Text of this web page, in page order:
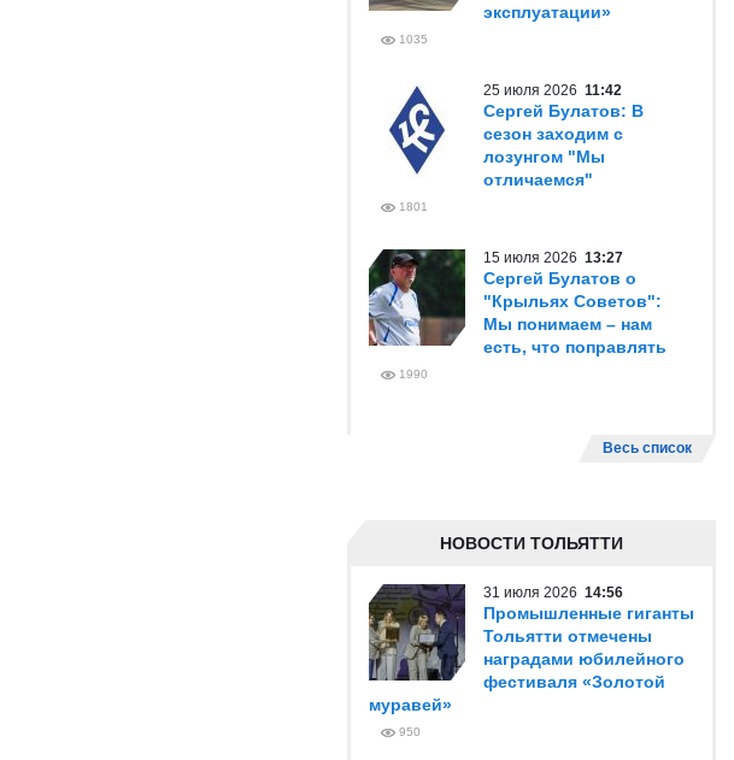
эксплуатации»
1035
25 июля 2026 11:42
Сергей Булатов: В
сезон заходим с
лозунгом "Мы
отличаемся"
1801
15 июля 2026 13:27
Сергей Булатов о
"Крыльях Советов":
Мы понимаем – нам
есть, что поправлять
1990
Весь список
НОВОСТИ ТОЛЬЯТТИ
31 июля 2026 14:56
Промышленные гиганты
Тольятти отмечены
наградами юбилейного
фестиваля «Золотой
муравей»
950